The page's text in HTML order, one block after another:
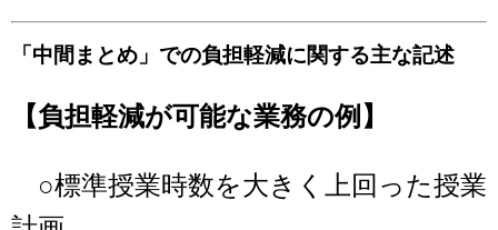
「中間まとめ」での負担軽減に関する主な記述
【負担軽減が可能な業務の例】
○標準授業時数を大きく上回った授業